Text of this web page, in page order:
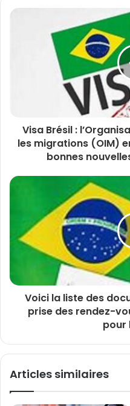
Visa Brésil :
les migrations (OIM)
bonnes
Voici la liste des
prise des rendez-
pour
Articles similaires